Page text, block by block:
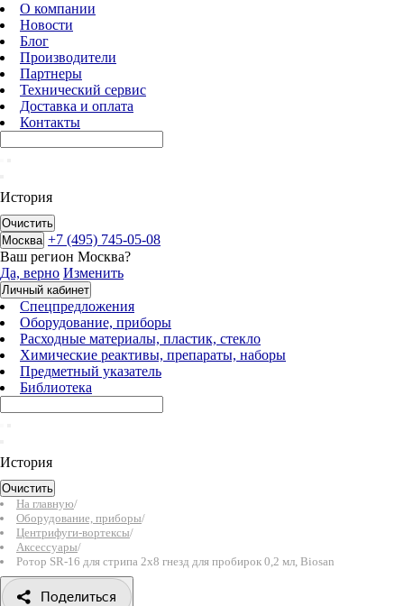
О компании
Новости
Блог
Производители
Партнеры
Технический сервис
Доставка и оплата
Контакты
История
Очистить
Москва +7 (495) 745-05-08
Ваш регион Москва?
Да, верно Изменить
Личный кабинет
Спецпредложения
Оборудование, приборы
Расходные материалы, пластик, стекло
Химические реактивы, препараты, наборы
Предметный указатель
Библиотека
История
Очистить
На главную/
Оборудование, приборы/
Центрифуги-вортексы/
Аксессуары/
Ротор SR-16 для стрипа 2х8 гнезд для пробирок 0,2 мл, Biosan
Поделиться